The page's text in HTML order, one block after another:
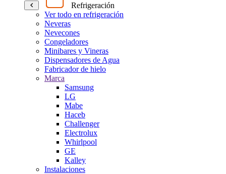
Refrigeración
Ver todo en refrigeración
Neveras
Nevecones
Congeladores
Minibares y Vineras
Dispensadores de Agua
Fabricador de hielo
Marca
Samsung
LG
Mabe
Haceb
Challenger
Electrolux
Whirlpool
GE
Kalley
Instalaciones